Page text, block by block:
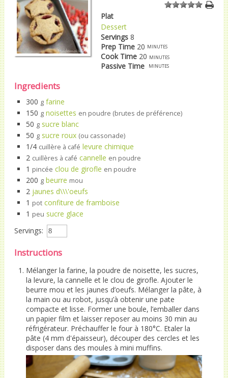
1 2 3 4 5
Plat
Dessert
Servings 8
Prep Time 20 minutes
Cook Time 20 minutes
Passive Time minutes
Ingredients
300 g farine
150 g noisettes en poudre (brutes de préférence)
50 g sucre blanc
50 g sucre roux (ou cassonade)
1/4 cuillère à café levure chimique
2 cuillères à café cannelle en poudre
1 pincée clou de girofle en poudre
200 g beurre mou
2 jaunes d\\\'oeufs
1 pot confiture de framboise
1 peu sucre glace
Servings:
Instructions
Mélanger la farine, la poudre de noisette, les sucres,
la levure, la cannelle et le clou de girofle. Ajouter le
beurre mou et les jaunes d’oeufs. Mélanger la pâte, à
la main ou au robot, jusqu’à obtenir une pate
compacte et lisse. Former une boule, l’emballer dans
un papier film et laisser reposer au moins 30 min au
réfrigérateur. Préchauffer le four à 180°C. Etaler la
pâte (4 mm d'épaisseur), découper des cercles et les
disposer dans des moules à mini muffins.